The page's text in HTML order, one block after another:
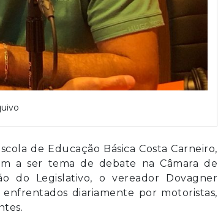
de Educação Básica Costa Carneiro,
a ser tema de debate na Câmara de
do Legislativo, o vereador Dovagner
diariamente por motoristas,